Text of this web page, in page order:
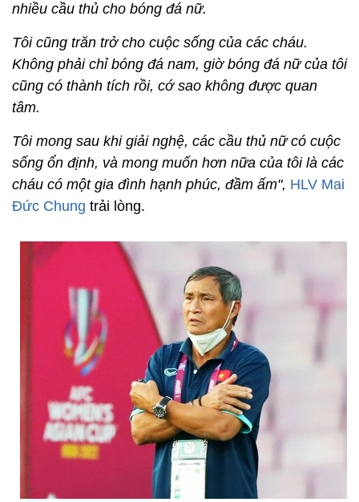
nhiều cầu thủ cho bóng đá nữ.
Tôi cũng trăn trở cho cuộc sống của các cháu.
Không phải chỉ bóng đá nam, giờ bóng đá nữ của tôi
cũng có thành tích rồi, cớ sao không được quan
tâm.
Tôi mong sau khi giải nghệ, các cầu thủ nữ có cuộc
sống ổn định, và mong muốn hơn nữa của tôi là các
cháu có một gia đình hạnh phúc, đầm ấm", HLV Mai
Đức Chung trải lòng.